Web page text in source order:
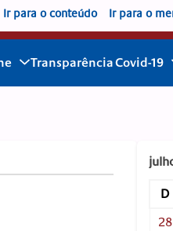
Ir para o conteúdo Ir para o
TransparênciaCovid-19
D
28